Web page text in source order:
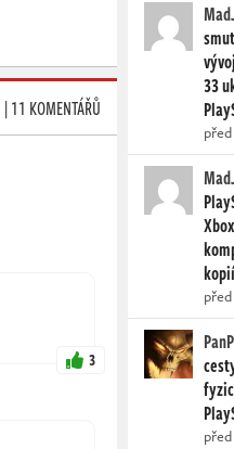
| 11 KOMENTÁŘŮ
3
33
kopií